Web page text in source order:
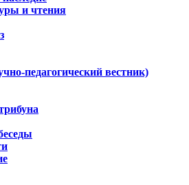
и чтения
педагогический вестник)